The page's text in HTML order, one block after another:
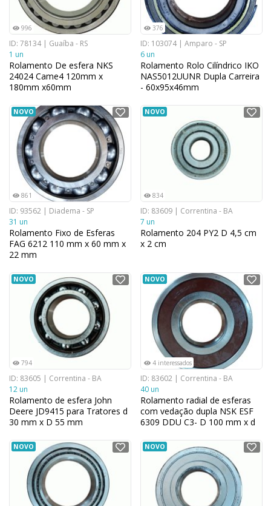
996
ID: 78134 | Guaíba - RS
1 un
Rolamento De esfera NKS
24024 Came4 120mm x
180mm x60mm
376
ID: 103074 | Amparo - SP
6 un
Rolamento Rolo Cilíndrico IKO
NAS5012UUNR Dupla Carreira
- 60x95x46mm
NOVO
861
ID: 93562 | Diadema - SP
31 un
Rolamento Fixo de Esferas
FAG 6212 110 mm x 60 mm x
22 mm
NOVO
834
ID: 83609 | Correntina - BA
7 un
Rolamento 204 PY2 D 4,5 cm
x 2 cm
NOVO
794
ID: 83605 | Correntina - BA
12 un
Rolamento de esfera John
Deere JD9415 para Tratores d
30 mm x D 55 mm
NOVO
4 interessados
ID: 83602 | Correntina - BA
40 un
Rolamento radial de esferas
com vedação dupla NSK ESF
6309 DDU C3- D 100 mm x d
NOVO NOVO